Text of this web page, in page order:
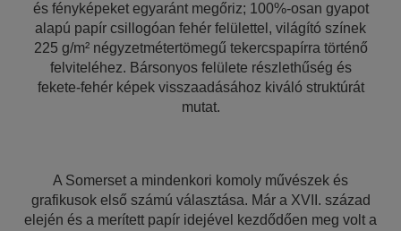
és fényképeket egyaránt megőriz; 100%-osan gyapot
alapú papír csillogóan fehér felülettel, világító színek
225 g/m² négyzetmétertömegű tekercspapírra történő
felviteléhez. Bársonyos felülete részlethűség és
fekete-fehér képek visszaadásához kiváló struktúrát
mutat.
A Somerset a mindenkori komoly művészek és
grafikusok első számú választása. Már a XVII. század
elején és a merített papír idejével kezdődően meg volt a